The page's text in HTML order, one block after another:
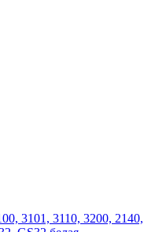
3101, 3110, 3200, 2140,